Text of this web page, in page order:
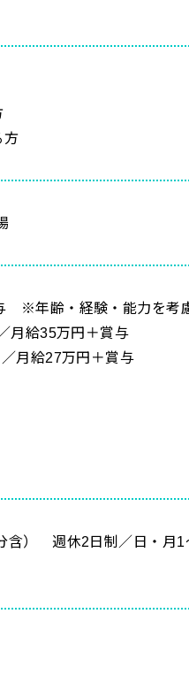
方
※年齢・経験・能力を考
月給35万円＋賞与
給27万円＋賞与
含） 週休2日制／日・